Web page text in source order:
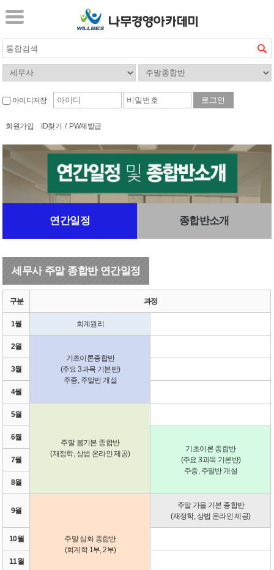
아이디저장
회원가입 ID찾기 / PW재발급
연간일정 종합반소개
세무사 주말 종합반 연간일정
구분 과정
1월 회계원리
2월
기초이론종합반
(주요 3과목 기본반)
주중, 주말반 개설
3월
4월
5월
주말 봄기본 종합반
(재정학, 상법 온라인 제공)
6월
기초이론 종합반
(주요 3과목 기본반)
주중, 주말반 개설
7월
8월
9월
주말 심화 종합반
(회계학 1부, 2부)
주말 가을 기본 종합반
(재정학, 상법 온라인 제공)
10월
11월